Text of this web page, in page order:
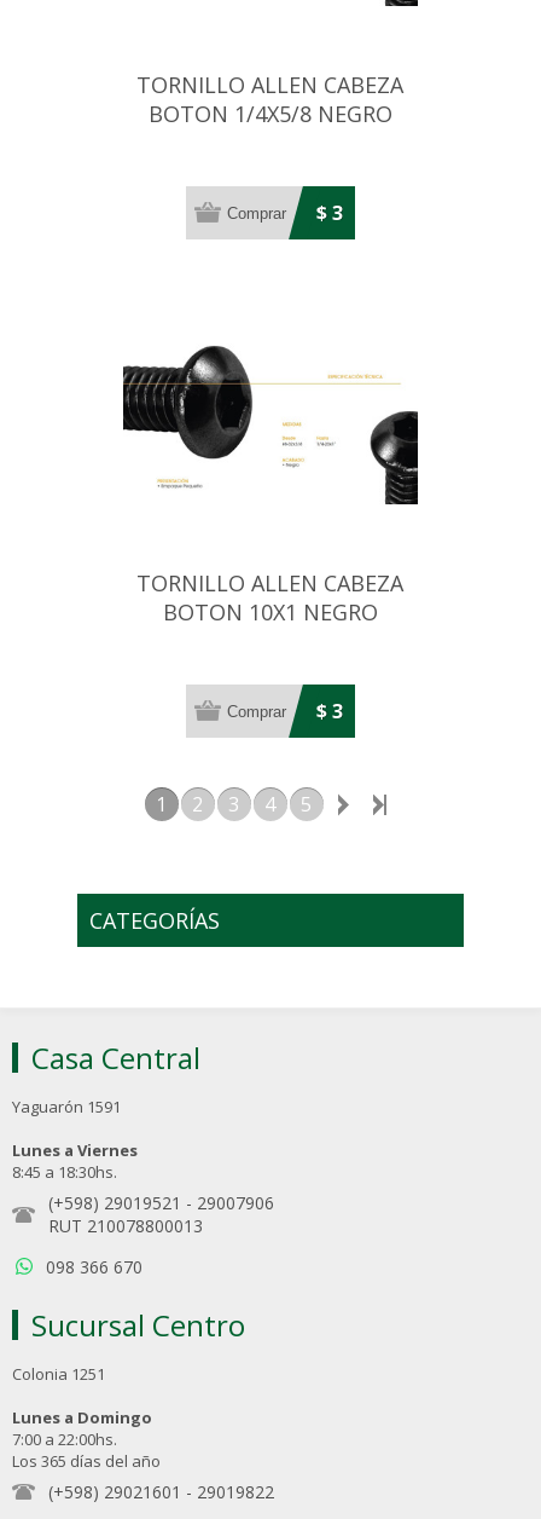
TORNILLO ALLEN CABEZA
BOTON 1/4X5/8 NEGRO
$ 3
TORNILLO ALLEN CABEZA
BOTON 10X1 NEGRO
$ 3
1 2 3 4 5
CATEGORÍAS
Casa Central
Yaguarón 1591
Lunes a Viernes
8:45 a 18:30hs.
(+598) 29019521 - 29007906
RUT 210078800013
098 366 670
Sucursal Centro
Colonia 1251
Lunes a Domingo
7:00 a 22:00hs.
Los 365 días del año
(+598) 29021601 - 29019822